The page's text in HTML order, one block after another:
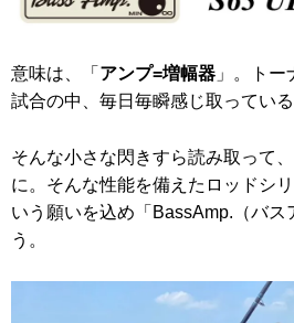
意味は、「 アンプ=増幅器 」。ト
試合の中、毎日毎瞬感じ取ってい
そんな小さな閃きすら読み取って
に。そんな性能を備えたロッドシ
いう願いを込め「BassAmp.（バス
う。